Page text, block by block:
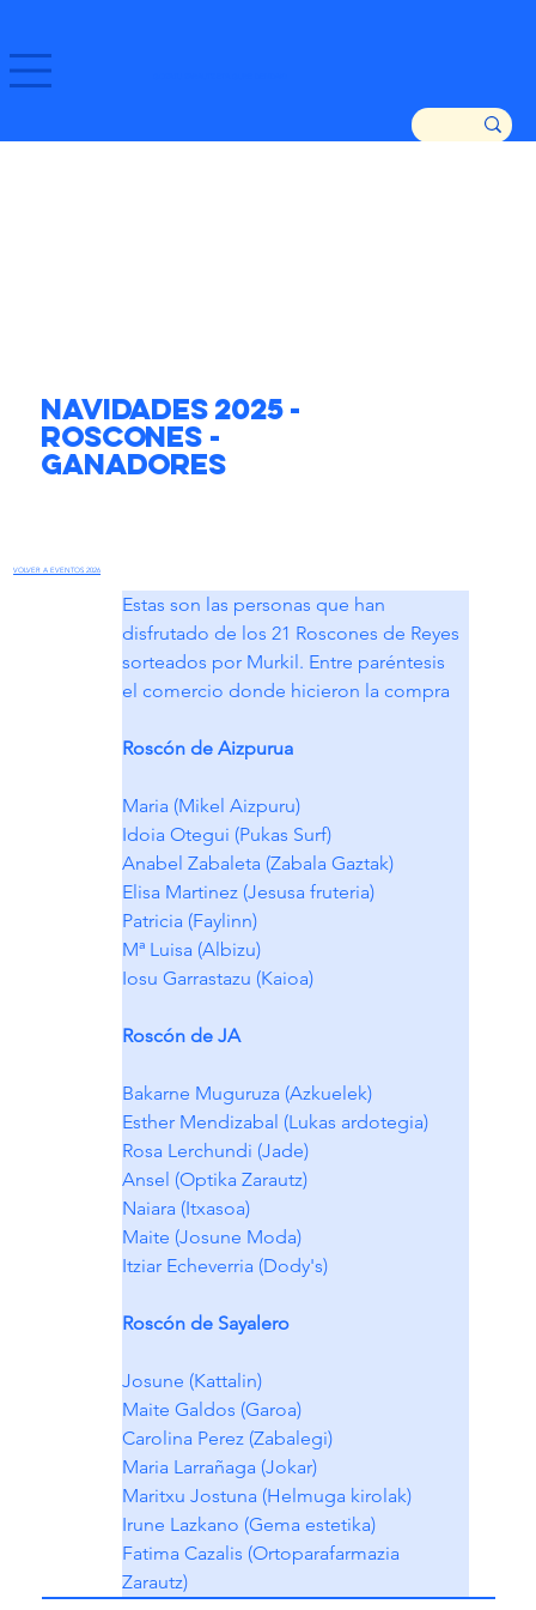
Navidades 2025 -
Roscones -
Ganadores
VOLVER A EVENTOS 2026
Estas son las personas que han
disfrutado de los 21 Roscones de Reyes
sorteados por Murkil. Entre paréntesis
el comercio donde hicieron la compra
Roscón de Aizpurua
Maria (Mikel Aizpuru)
Idoia Otegui (Pukas Surf)
Anabel Zabaleta (Zabala Gaztak)
Elisa Martinez (Jesusa fruteria)
Patricia (Faylinn)
Mª Luisa (Albizu)
Iosu Garrastazu (Kaioa)
Roscón de JA
Bakarne Muguruza (Azkuelek)
Esther Mendizabal (Lukas ardotegia)
Rosa Lerchundi (Jade)
Ansel (Optika Zarautz)
Naiara (Itxasoa)
Maite (Josune Moda)
Itziar Echeverria (Dody's)
Roscón de Sayalero
Josune (Kattalin)
Maite Galdos (Garoa)
Carolina Perez (Zabalegi)
Maria Larrañaga (Jokar)
Maritxu Jostuna (Helmuga kirolak)
Irune Lazkano (Gema estetika)
Fatima Cazalis (Ortoparafarmazia
Zarautz)